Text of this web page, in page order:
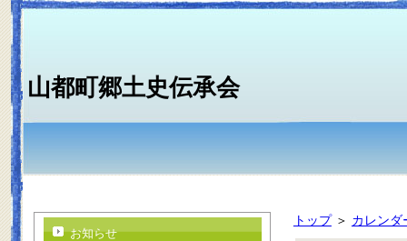
山都町郷土史伝承会
トップ＞ カレンダ
お知らせ